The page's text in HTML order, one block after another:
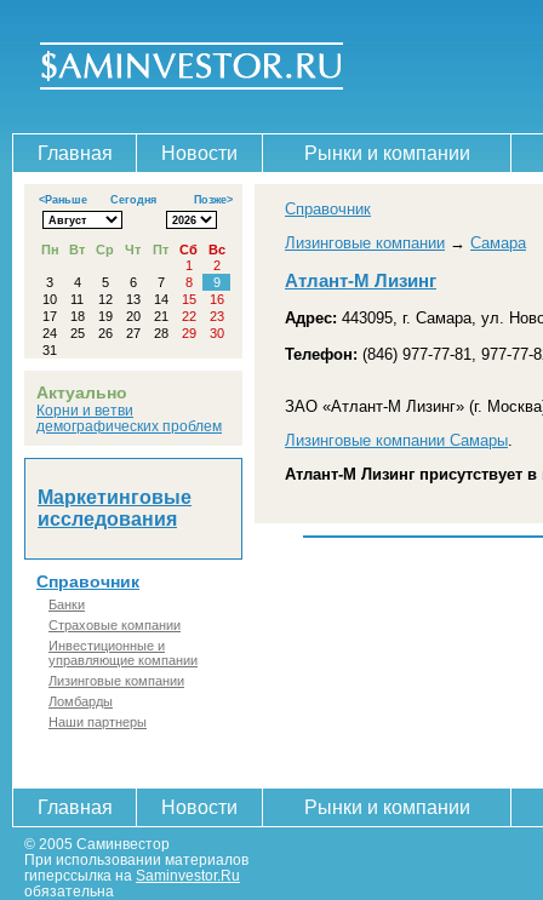
Главная Новости Рынки и компании
<Раньше Сегодня Позже>
Пн Вт Ср Чт Пт Сб
Вс
1
2
3
4 5 6 7 8
9
10
11 12 13 14 15
16
17
18 19 20 21 22
23
24
25 26 27 28 29
30
31
Актуально
Корни и ветви
демографических проблем
Маркетинговые
исследования
Справочник
Банки
Страховые компании
Инвестиционные и
управляющие компании
Лизинговые компании
Ломбарды
Наши партнеры
Справочник
Лизинговые компании → Самара
Атлант-М Лизинг
Адрес: 443095, г. Самара, ул.
Телефон: (846) 977-77-81, 977-77-
ЗАО «Атлант-М Лизинг» (г.
Лизинговые компании Самары.
Атлант-М Лизинг присутствует в
Главная Новости Рынки и компании
© 2005 Саминвестор
При использовании материалов
гиперссылка на Saminvestor.Ru
обязательна